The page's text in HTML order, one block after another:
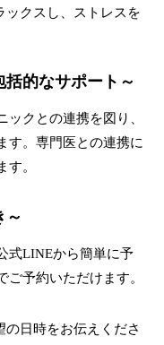
ックスし、ストレスを
的なサポート～
クとの連携を図り、
す。専門医との連携に
す。
～
式LINEから簡単に予
予約いただけます。
の日時をお伝えくださ